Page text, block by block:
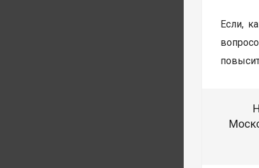
Если,